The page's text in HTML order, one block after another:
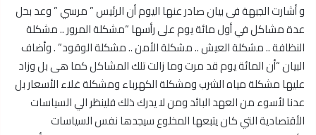
و أشارت الجبهة فى بيان صادر عنها اليوم أن الرئيس ” مرسي ” وعد بحل
عدة مشاكل في أول مائة يوم على رأسها “مشكلة المرور .. مشكلة
النظافة .. مشكلة العيش .. مشكلة الأمن .. مشكلة الوقود” . وأضاف
البيان “أن المائة يوم قد مرت وما زالت تلك المشاكل كما هى بل وزاد
عليها مشكلة مياه الشرب ومشكلة الكهرباء ومشكلة غلاء الأسعار بل
عدنا لأسوء من العهد البائد ومن لا يدرك ذلك فلينظر الي السياسات
الأقتصادية التي كان يتبعها المخلوع سيجدها نفس السياسات